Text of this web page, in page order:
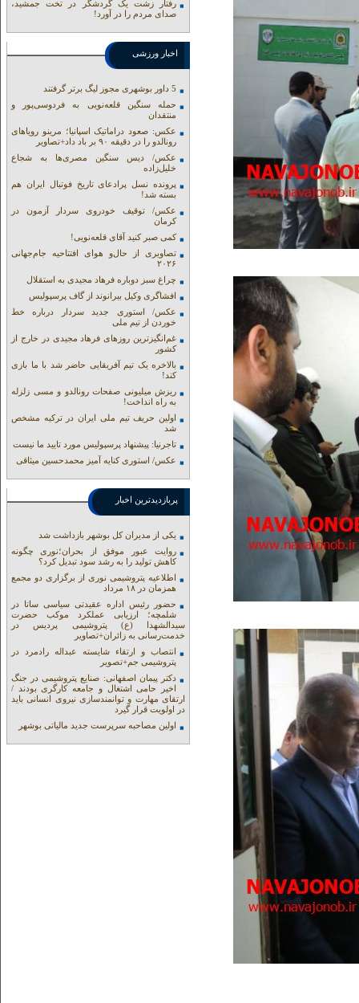
رفتار زشت یک گردشگر در تخت جمشید،
صدای مردم را در آورد!
اخبار ورزشی
5 داور بوشهری مجوز لیگ برتر گرفتند
حمله سنگین قلعه‌نویی به فردوسی‌پور و
منتقدان
عکس: صعود دراماتیک اسپانیا؛ مرینو رویاهای
رونالدو را در دقیقه ۹۰ بر باد داد+تصاویر
عکس/ دیس سنگین مصری‌ها به شجاع
خلیل‌زاده
پرونده نسل پرادعای تاریخ فوتبال ایران هم
بسته شد!
عکس/ توقیف خودروی سردار آزمون در
کرمان
کمی صبر کنید آقای قلعه‌نویی!
تصاویری از حال‌و هوای افتتاحیه جام‌جهانی
۲۰۲۶
چراغ سبز دوباره فرهاد مجیدی به استقلال
افشاگری وکیل بیرانوند از گاف‌ پرسپولیس
عکس/ استوری جدید سردار درباره خط
خوردن از تیم ملی
غم‌انگیزترین روزهای فرهاد مجیدی در خارج از
کشور
بالاخره یک تیم آفریقایی حاضر شد با ما بازی
کند!
ریزش میلیونی صفحات رونالدو و مسی زلزله
به راه انداخت!
اولین حریف تیم ملی ایران در ترکیه مشخص
شد
تاجرنیا: پیشنهاد پرسپولیس مورد تایید ما نیست
عکس/ استوری کنایه آمیز محمدحسین میثاقی
پربازدیدترین اخبار
یکی از مدیران کل بوشهر بازداشت شد
روایت عبور موفق از بحران؛نوری چگونه
کاهش تولید را به رشد سود تبدیل کرد؟
اطلاعیه پتروشیمی نوری از برگزاری دو مجمع
همزمان در ۱۸ مرداد
حضور رئیس اداره عقیدتی سیاسی ساتا در
شلمچه؛ ارزیابی عملکرد موکب حضرت
سیدالشهدا (ع) پتروشیمی پردیس در
خدمت‌رسانی به زائران+تصاویر
انتصاب و ارتقاء شایسته عبداله رادمرد در
پتروشیمی جم+تصویر
دکتر پیمان اصفهانی: صنایع پتروشیمی در جنگ
اخیر حامی اشتغال و جامعه کارگری بودند /
ارتقای مهارت و توانمندسازی نیروی انسانی باید
در اولویت قرار گیرد
اولین مصاحبه سرپرست جدید مالیاتی بوشهر